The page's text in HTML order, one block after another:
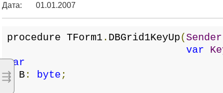
⇶
Дата: 01.01.2007
procedure TForm1 . DBGrid1KeyUp( Sender
var
var
B: byte ;